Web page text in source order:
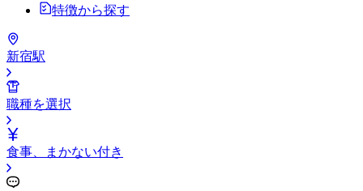
特徴から探す
新宿駅
職種を選択
食事、まかない付き